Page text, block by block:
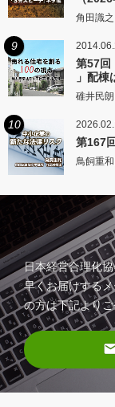
角田識
9
第57回
」配棟
碓井民
10
第167
鳥飼重
日本経営合理化
早くお届けする
の方は下記よりご